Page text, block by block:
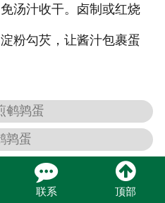
汤汁收干。卤制或红烧
粉勾芡，让酱汁包裹蛋
鹌鹑蛋
鹑蛋
联系 顶部